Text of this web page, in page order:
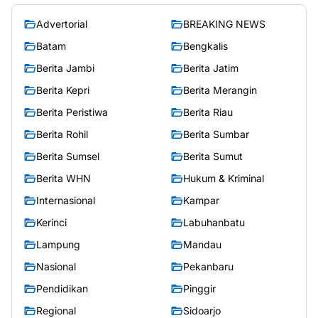
Advertorial
BREAKING NEWS
Batam
Bengkalis
Berita Jambi
Berita Jatim
Berita Kepri
Berita Merangin
Berita Peristiwa
Berita Riau
Berita Rohil
Berita Sumbar
Berita Sumsel
Berita Sumut
Berita WHN
Hukum & Kriminal
Internasional
Kampar
Kerinci
Labuhanbatu
Lampung
Mandau
Nasional
Pekanbaru
Pendidikan
Pinggir
Regional
Sidoarjo